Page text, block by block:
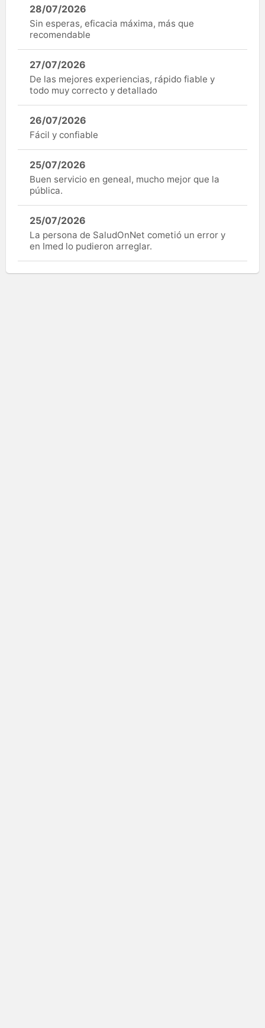
28/07/2026
Sin esperas, eficacia máxima, más que
recomendable
27/07/2026
De las mejores experiencias, rápido fiable y
todo muy correcto y detallado
26/07/2026
Fácil y confiable
25/07/2026
Buen servicio en geneal, mucho mejor que la
pública.
25/07/2026
La persona de SaludOnNet cometió un error y
en Imed lo pudieron arreglar.